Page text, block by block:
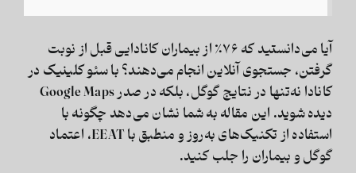
آیا می‌دانستید که۷۶٪ از بیماران کانادایی
قبل از نوبت
گرفتن، جستجوی آنلاین انجام می‌دهند؟ باسئو کلینیک در
کانادا نه‌تنها در نتایج گوگل، بلکه در صدرGoogle Maps
دیده شوید. این مقاله به شما نشان می‌دهد چگونه با
استفاده از تکنیک‌های به‌روز و منطبق باEEAT، اعتماد
گوگل و بیماران را جلب کنید.